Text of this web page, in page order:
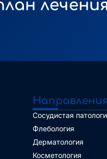
Направления
Сосудистая
Флебология
Дерматология
Косметология